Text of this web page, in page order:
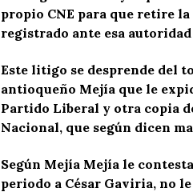
propio CNE para que retire
registrado ante esa
Este litigo se desprende del
antioqueño Mejía que le
Partido Liberal y otra copia
Nacional, que según dicen
Según Mejía Mejía le
periodo a César Gaviria, no